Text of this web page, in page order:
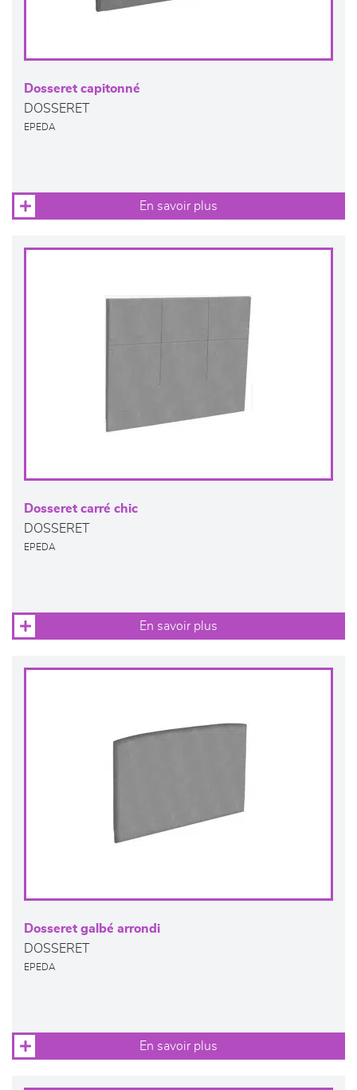
Dosseret capitonné
DOSSERET
EPEDA
En savoir plus
Dosseret carré chic
DOSSERET
EPEDA
En savoir plus
Dosseret galbé arrondi
DOSSERET
EPEDA
En savoir plus